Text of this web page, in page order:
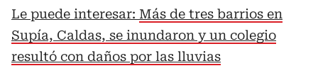
Le puede interesar: Más de tres barrios en
Supía, Caldas, se inundaron y un colegio
resultó con daños por las lluvias